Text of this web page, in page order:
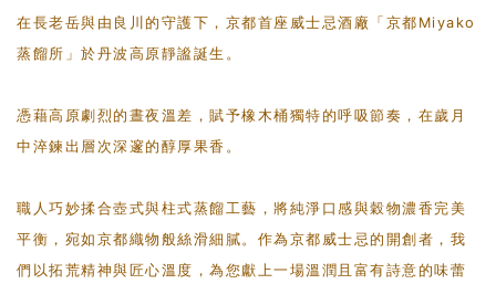
在長老岳與由良川的守護下，京都首座威士忌酒廠「京都Miyako
蒸餾所」於丹波高原靜謐誕生。
憑藉高原劇烈的晝夜溫差，賦予橡木桶獨特的呼吸節奏，在歲月
中淬鍊出層次深邃的醇厚果香。
職人巧妙揉合壺式與柱式蒸餾工藝，將純淨口感與穀物濃香完美
平衡，宛如京都織物般絲滑細膩。作為京都威士忌的開創者，我
們以拓荒精神與匠心溫度，為您獻上一場溫潤且富有詩意的味蕾